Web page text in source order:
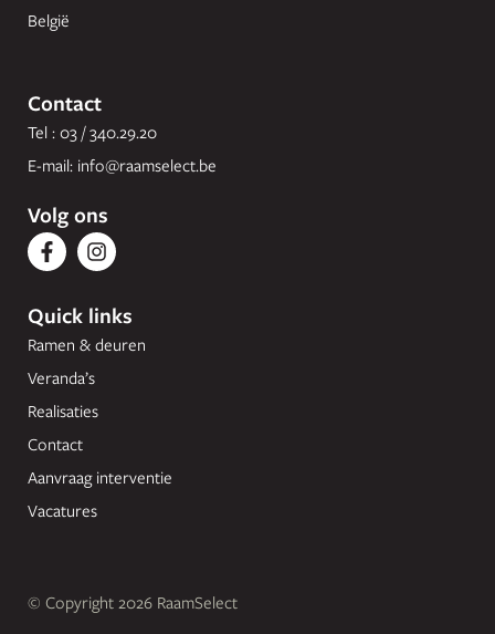
België
Contact
Tel : 03 / 340.29.20
E-mail: info@raamselect.be
Volg ons
Quick links
Ramen & deuren
Veranda’s
Realisaties
Contact
Aanvraag interventie
Vacatures
© Copyright 2026 RaamSelect